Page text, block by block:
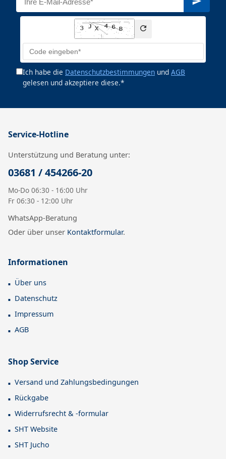
Ich habe die Datenschutzbestimmungen und AGB
gelesen und akzeptiere diese.*
Service-Hotline
Unterstützung und Beratung unter:
03681 / 454266-20
Mo-Do 06:30 - 16:00 Uhr
Fr 06:30 - 12:00 Uhr
WhatsApp-Beratung
Oder über unser Kontaktformular.
Informationen
Über uns
Datenschutz
Impressum
AGB
Shop Service
Versand und Zahlungsbedingungen
Rückgabe
Widerrufsrecht & -formular
SHT Website
SHT Jucho